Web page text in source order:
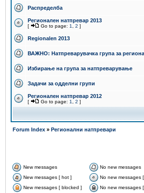
Распределба
Регионален натпревар 2013
[ Go to page: 1 2 ]
Regionalen 2013
ВАЖНО: Натпреварувачка група за
Избирање на група за натпреварување
Задачи за одделни групи
Регионален натпревар 2012
[ Go to page: 1 2 ]
Forum Index » Регионални натпревари
New messages No new messages
New messages [ hot ]
No new messages
New messages [ blocked ]
No new messages